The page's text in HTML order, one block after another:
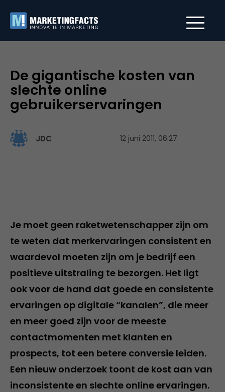
De gigantische kosten van
slechte online
gebruikerservaringen
JDC 12 juni 2011, 06:27
Je moet geen raketwetenschapper zijn om
te weten dat merkervaringen consistent en
waardevol moeten zijn om je bedrijf een
positieve uitstraling te bezorgen. Het ligt
ook voor de hand dat goede en consistente
ervaringen op digitale “kanalen”, die meer
en meer goed zijn voor de meeste
contactmomenten met klanten en
prospects, tot een betere conversie leiden.
Een nieuw onderzoek toont de kost aan van
inconsistente en slechte online ervaringen.